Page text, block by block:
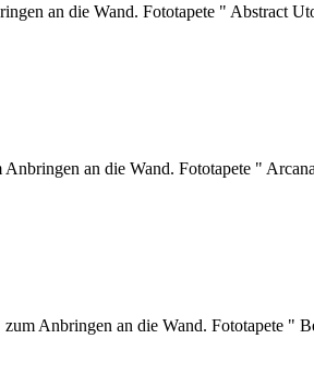
an die Wand. Fototapete " Abstract
an die Wand. Fototapete "
Anbringen an die Wand. Fototapete "